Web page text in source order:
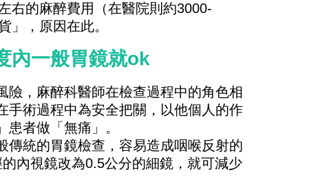
右的麻醉費用（在醫院則約3000-
」，原因在此。
內一般胃鏡就ok
，麻醉科醫師在檢查過程中的角色相
手術過程中為安全把關，以他個人的作
者做「無痛」。
傳統的胃鏡檢查，容易造成咽喉反射的
內視鏡改為0.5公分的細鏡，就可減少